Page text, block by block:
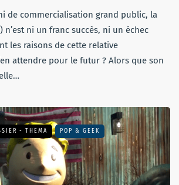
de commercialisation grand public, la
n’est ni un franc succès, ni un échec
les raisons de cette relative
attendre pour le futur ? Alors que son
- THEMA POP & GEEK